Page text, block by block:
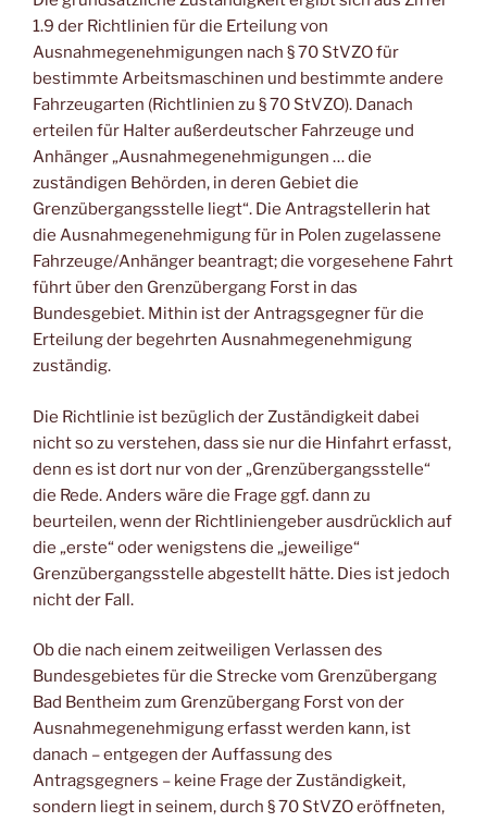
1.9 der Richtlinien für die Erteilung von
Ausnahmegenehmigungen nach § 70 StVZO für
bestimmte Arbeitsmaschinen und bestimmte andere
Fahrzeugarten (Richtlinien zu § 70 StVZO). Danach
erteilen für Halter außerdeutscher Fahrzeuge und
Anhänger „Ausnahmegenehmigungen … die
zuständigen Behörden, in deren Gebiet die
Grenzübergangsstelle liegt“. Die Antragstellerin hat
die Ausnahmegenehmigung für in Polen zugelassene
Fahrzeuge/Anhänger beantragt; die vorgesehene Fahrt
führt über den Grenzübergang Forst in das
Bundesgebiet. Mithin ist der Antragsgegner für die
Erteilung der begehrten Ausnahmegenehmigung
zuständig.
Die Richtlinie ist bezüglich der Zuständigkeit dabei
nicht so zu verstehen, dass sie nur die Hinfahrt erfasst,
denn es ist dort nur von der „Grenzübergangsstelle“
die Rede. Anders wäre die Frage ggf. dann zu
beurteilen, wenn der Richtliniengeber ausdrücklich auf
die „erste“ oder wenigstens die „jeweilige“
Grenzübergangsstelle abgestellt hätte. Dies ist jedoch
nicht der Fall.
Ob die nach einem zeitweiligen Verlassen des
Bundesgebietes für die Strecke vom Grenzübergang
Bad Bentheim zum Grenzübergang Forst von der
Ausnahmegenehmigung erfasst werden kann, ist
danach – entgegen der Auffassung des
Antragsgegners – keine Frage der Zuständigkeit,
sondern liegt in seinem, durch § 70 StVZO eröffneten,